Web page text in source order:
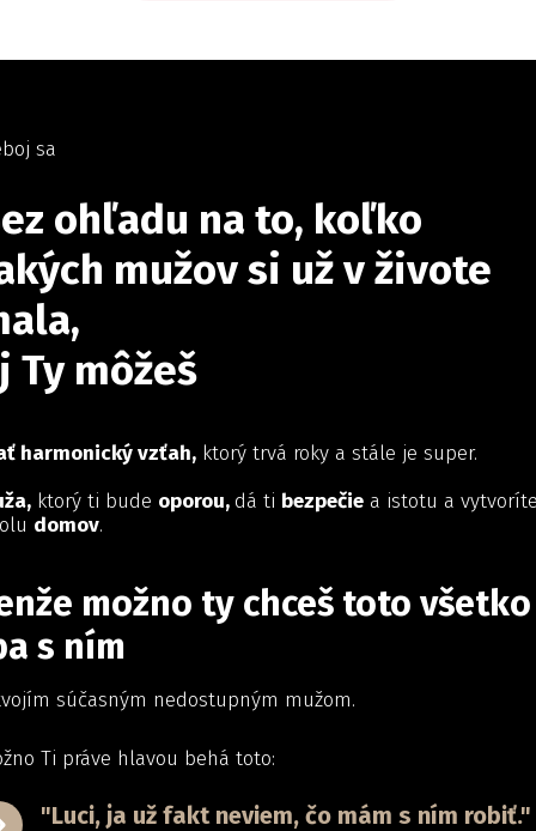
sa
ohľadu na to, koľko
mužov si už v živote
Ty môžeš
harmonický vzťah, ktorý trvá roky a stále je super.
ktorý ti bude oporou, dá ti bezpečie a istotu a
domov.
možno ty chceš toto všetko
s ním
súčasným nedostupným mužom.
Ti práve hlavou behá toto:
"Luci, ja už fakt neviem, čo mám s ním robiť."